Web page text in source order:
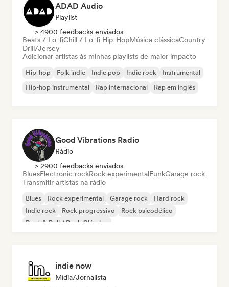
ADAD Audio
Playlist
> 4900 feedbacks enviados
Beats / Lo-fiChill / Lo-fi Hip-HopMúsica clássicaCountry
Drill/Jersey
Adicionar artistas às minhas playlists de maior impacto
Hip-hop Folk indie Indie pop Indie rock
Instrumental
Hip-hop instrumental
Rap internacional Rap em inglês
Good Vibrations Radio
Rádio
> 2900 feedbacks enviados
BluesElectronic rockRock experimentalFunkGarage rock
Transmitir artistas na rádio
Blues Rock experimental Garage rock
Hard rock
Indie rock
Rock progressivo
Rock psicodélico
Rock & Roll / Rock Clássico
indie now
Mídia/Jornalista